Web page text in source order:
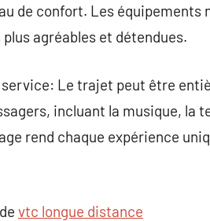
de confort. Les
agréables et détendues.
Le trajet peut être
incluant la musique, la
rend chaque expérience
vtc longue distance